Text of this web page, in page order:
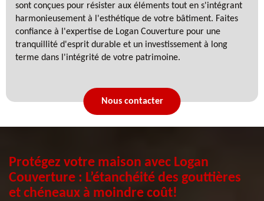
sont conçues pour résister aux éléments tout en s'intégrant
harmonieusement à l'esthétique de votre bâtiment. Faites
confiance à l'expertise de Logan Couverture pour une
tranquillité d'esprit durable et un investissement à long
terme dans l'intégrité de votre patrimoine.
Nous contacter
Protégez votre maison avec Logan
Couverture : L’étanchéité des gouttières
et chéneaux à moindre coût!